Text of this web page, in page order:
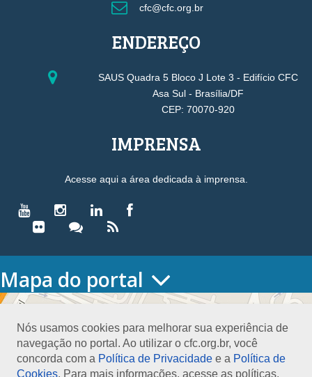
Nós usamos cookies para melhorar sua experiência de
navegação no portal. Ao utilizar o cfc.org.br, você
concorda com a Política de Privacidade e a Política de
Cookies. Para mais informações, acesse as políticas.
cfc@cfc.org.br
ENDEREÇO
SAUS Quadra 5 Bloco J Lote 3 - Edifício CFC
Asa Sul - Brasília/DF
CEP: 70070-920
IMPRENSA
Acesse aqui a área dedicada à imprensa.
Mapa do portal
HOME
Conselho Diretor
Nossa Sede
Planejamento